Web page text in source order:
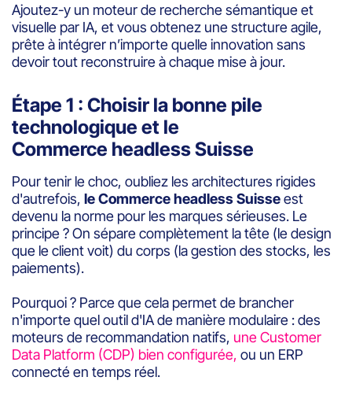
Ajoutez-y un moteur de recherche sémantique et
visuelle par IA, et vous obtenez une structure agile,
prête à intégrer n’importe quelle innovation sans
devoir tout reconstruire à chaque mise à jour.
Étape 1 : Choisir la bonne pile
technologique et le
Commerce headless Suisse
Pour tenir le choc, oubliez les architectures rigides
d'autrefois, le Commerce headless Suisseest
devenu la norme pour les marques sérieuses. Le
principe ? On sépare complètement la tête (le design
que le client voit) du corps (la gestion des stocks, les
paiements).
Pourquoi ? Parce que cela permet de brancher
n'importe quel outil d'IA de manière modulaire : des
moteurs de recommandation natifs, une Customer
Data Platform (CDP) bien configurée, ou un ERP
connecté en temps réel.